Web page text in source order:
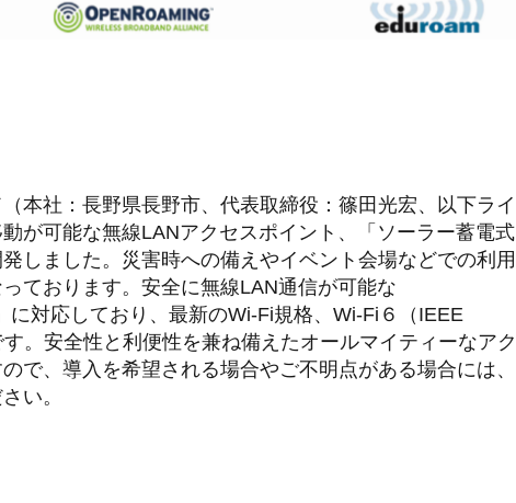
本社：長野県長野市、代表取締役：篠田光宏、以下ライ
が可能な無線LANアクセスポイント、「ソーラー蓄電式
しました。災害時への備えやイベント会場などでの利用
ております。安全に無線LAN通信が可能な
に対応しており、最新のWi-Fi規格、Wi-Fi６（IEEE
。安全性と利便性を兼ね備えたオールマイティーなアク
で、導入を希望される場合やご不明点がある場合には、
い。